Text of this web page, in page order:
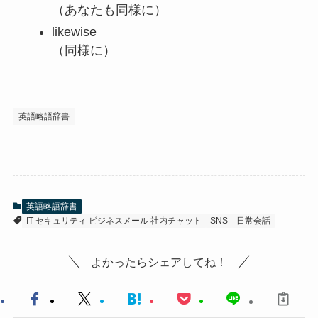
（あなたも同様に）
likewise
（同様に）
英語略語辞書
英語略語辞書
IT セキュリティ ビジネスメール 社内チャット
SNS 日常会話
よかったらシェアしてね！